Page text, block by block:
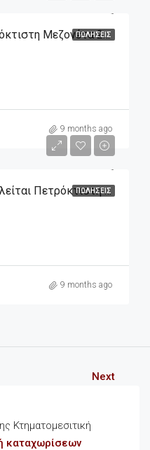
ΠΩΛΉΣΕΙΣ
Αγόριανη Πωλείται Πετρόκτιστη Μεζονέτα 260m2 Σε 300m2 Οικόπεδο
9 months ago
ΠΩΛΉΣΕΙΣ
Αγόριανη Παρνασσού Πωλείται Πετρόκτιστη Μεζονέτα 250m2 Σε 300m2 Οικόπεδο
9 months ago
Next
Κτηματομεσιτική
καταχωρίσεων